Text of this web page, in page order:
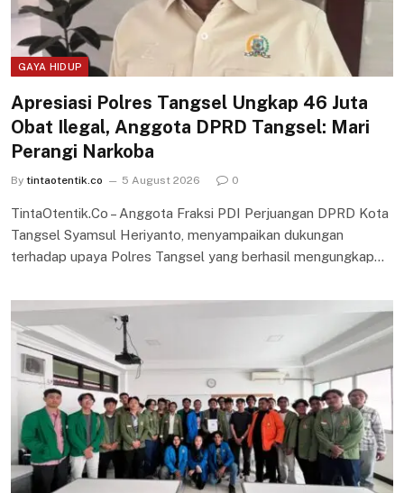
GAYA HIDUP
Apresiasi Polres Tangsel Ungkap 46 Juta
Obat Ilegal, Anggota DPRD Tangsel: Mari
Perangi Narkoba
By tintaotentik.co 5 August 2026 0
TintaOtentik.Co – Anggota Fraksi PDI Perjuangan DPRD Kota
Tangsel Syamsul Heriyanto, menyampaikan dukungan
terhadap upaya Polres Tangsel yang berhasil mengungkap…